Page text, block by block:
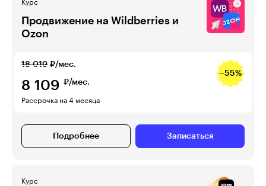
Курс
Продвижение на Wildberries и
Ozon
18 019 ₽/мес.
−55%
8 109 ₽/мес.
Рассрочка на 4 месяца
Подробнее Записаться
Курс